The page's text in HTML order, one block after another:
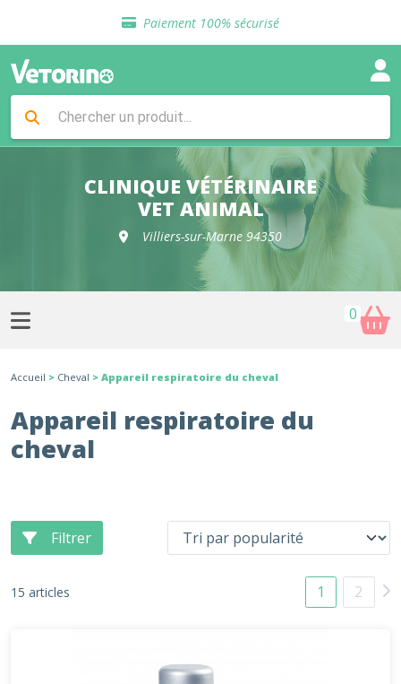
Paiement 100% sécurisé
Livraison gratuite en clinique vétérinaire
Sélection de croquettes vétérinaire
Livraison gratuite en clinique vétérinaire
Retour gratuit en clinique
Sélection de croquettes vétérinaire
CLINIQUE VÉTÉRINAIRE
VET ANIMAL
Villiers-sur-Marne 94350
0
Accueil > Cheval > Appareil respiratoire du cheval
Appareil respiratoire du
cheval
Filtrer
15 articles 1 2